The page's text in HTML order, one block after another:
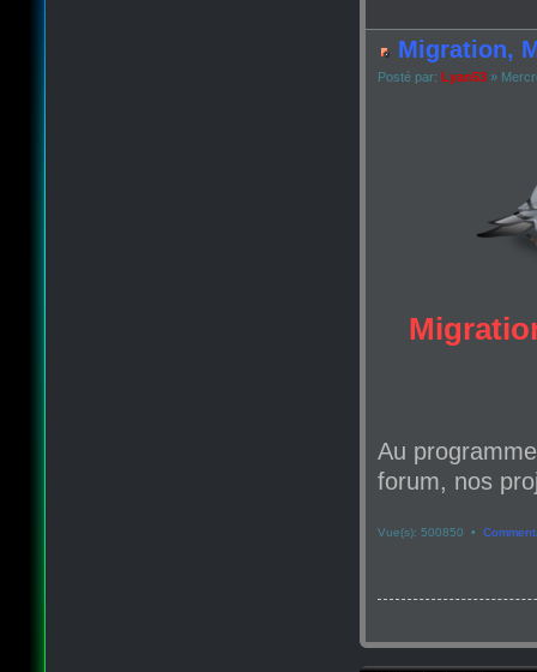
Migration,
Posté par: Lyan53 »
Au
forum, nos
Vue(s): 500850 •